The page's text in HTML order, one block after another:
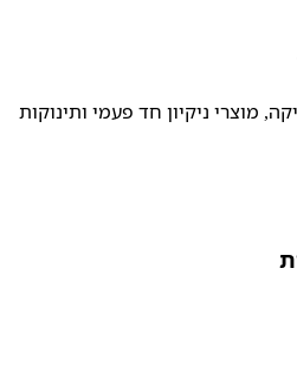
מוצרי ניקיון חד פעמי ותינוקות